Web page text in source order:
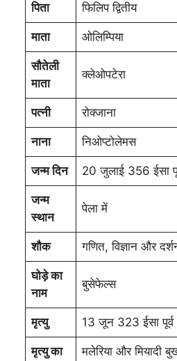
पिता फिलिप द्वितीय
माता ओलिम्पिया
सौतेली
माता
क्लेओपटेरा
पत्नी रोक्जाना
नाना निओप्टोलेमस
जन्म दिन 20 जुलाई 356 ईसा
जन्म
स्थान
पेला में
शौक गणित, विज्ञान और
घोड़े का
नाम
बुसेफेल्स
मृत्यु 13 जून 323 ईसा पूर्व
मृत्यु का
मलेरिया और मियादी